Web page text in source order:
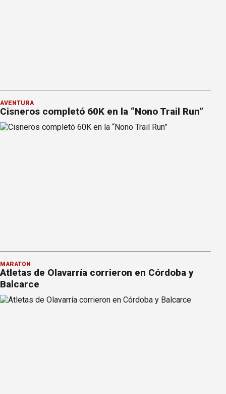
AVENTURA
Cisneros completó 60K en la “Nono Trail Run”
MARATÓN
Atletas de Olavarría corrieron en Córdoba y
Balcarce